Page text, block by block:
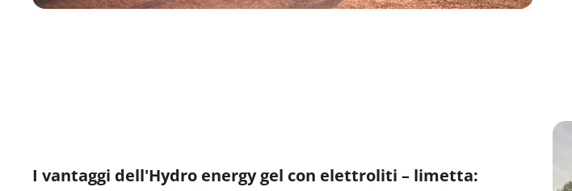
I vantaggi dell'Hydro energy gel con elettroliti – limetta: